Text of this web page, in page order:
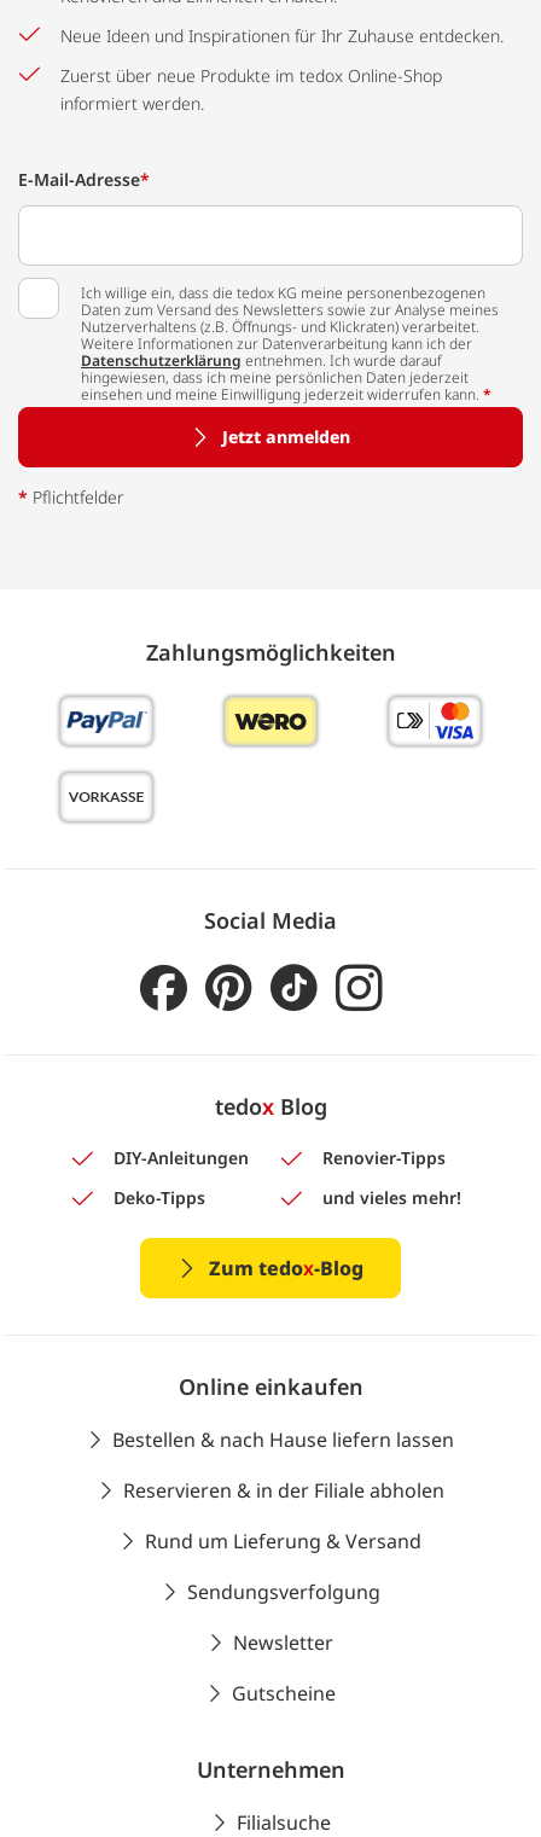
Neue Ideen und Inspirationen für Ihr Zuhause entdecken.
Zuerst über neue Produkte im tedox Online-Shop
informiert werden.
E-Mail-Adresse*
Ich willige ein, dass die tedox KG meine personenbezogenen
Daten zum Versand des Newsletters sowie zur Analyse meines
Nutzerverhaltens (z.B. Öffnungs- und Klickraten) verarbeitet.
Weitere Informationen zur Datenverarbeitung kann ich der
Datenschutzerklärung entnehmen. Ich wurde darauf
hingewiesen, dass ich meine persönlichen Daten jederzeit
einsehen und meine Einwilligung jederzeit widerrufen kann. *
Jetzt anmelden
* Pflichtfelder
Zahlungs­möglich­keiten
Social Media
tedoxBlog
DIY-Anleitungen
Renovier-Tipps
Deko-Tipps
und vieles mehr!
Zum tedox-Blog
Online einkaufen
Bestellen & nach Hause liefern lassen
Reservieren & in der Filiale abholen
Rund um Lieferung & Versand
Sendungsverfolgung
Newsletter
Gutscheine
Unternehmen
Filialsuche